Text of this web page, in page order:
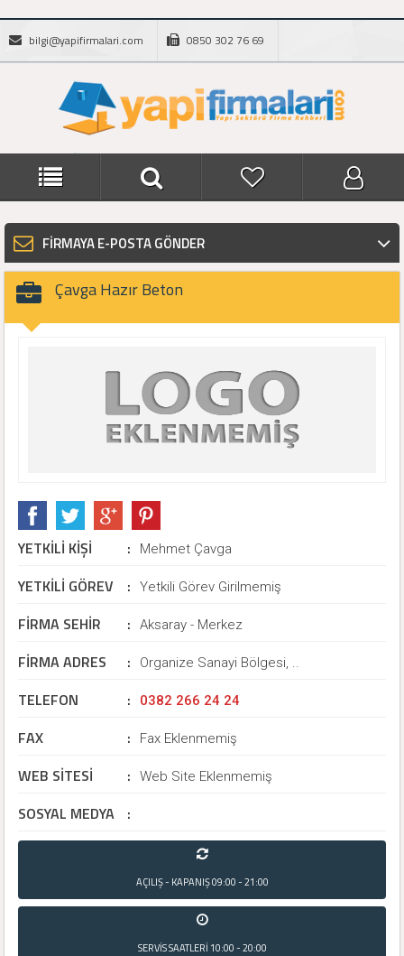
bilgi@yapifirmalari.com 0850 302 76 69
FİRMAYA E-POSTA GÖNDER
Çavga Hazır Beton
YETKİLİ KİŞİ : Mehmet Çavga
YETKİLİ GÖREV : Yetkili Görev Girilmemiş
FİRMA SEHİR : Aksaray - Merkez
FİRMA ADRES : Organize Sanayi Bölgesi, ..
TELEFON : 0382 266 24 24
FAX : Fax Eklenmemiş
WEB SİTESİ : Web Site Eklenmemiş
SOSYAL MEDYA :
AÇILIŞ - KAPANIŞ09:00 - 21:00
SERVİS SAATLERİ 10:00 - 20:00